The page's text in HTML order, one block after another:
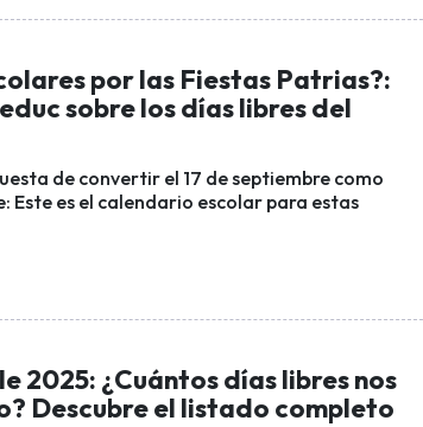
por las Fiestas Patrias?:
sobre los días libres del
de convertir el 17 de septiembre como
Este es el calendario escolar para estas
2025: ¿Cuántos días libres nos
Descubre el listado completo